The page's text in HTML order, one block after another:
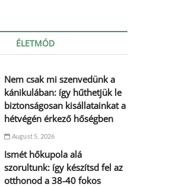
ÉLETMÓD
Nem csak mi szenvedünk a
kánikulában: így hűthetjük le
biztonságosan kisállatainkat a
hétvégén érkező hőségben
August 5, 2026
Ismét hőkupola alá
szorultunk: így készítsd fel az
otthonod a 38-40 fokos